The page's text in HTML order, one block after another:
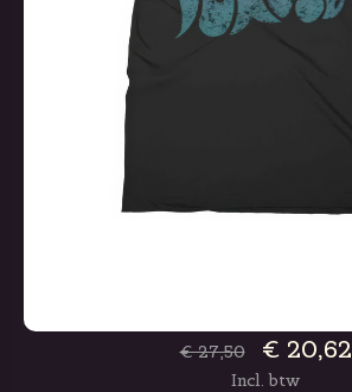
€ 27,50 € 20,62
Incl. btw